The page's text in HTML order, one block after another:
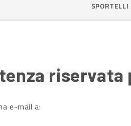
riservata
e-mail a: